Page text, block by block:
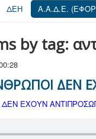
ΔΕΗ Α.Α.Δ.Ε.
by tag:
ΔΕΝ
ΕΧΟΥΝ